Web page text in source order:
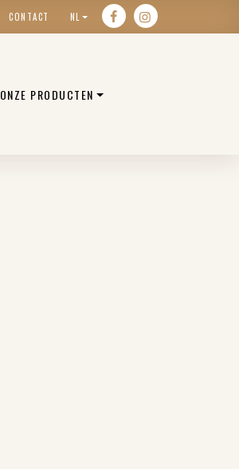
CONTACT NL
ONZE PRODUCTEN